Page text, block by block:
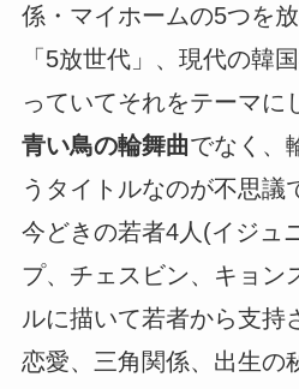
係・マイホームの5つを
「5放世代」、現代の韓
っていてそれをテーマに
青い鳥の輪舞曲でなく、
うタイトルなのが不思議
今どきの若者4人(イジュ
プ、チェスビン、キョン
ルに描いて若者から支持
恋愛、三角関係、出生の